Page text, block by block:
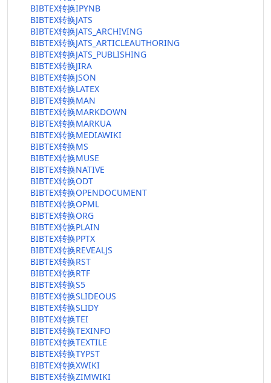
BIBTEX转换IPYNB
BIBTEX转换JATS
BIBTEX转换JATS_ARCHIVING
BIBTEX转换JATS_ARTICLEAUTHORING
BIBTEX转换JATS_PUBLISHING
BIBTEX转换JIRA
BIBTEX转换JSON
BIBTEX转换LATEX
BIBTEX转换MAN
BIBTEX转换MARKDOWN
BIBTEX转换MARKUA
BIBTEX转换MEDIAWIKI
BIBTEX转换MS
BIBTEX转换MUSE
BIBTEX转换NATIVE
BIBTEX转换ODT
BIBTEX转换OPENDOCUMENT
BIBTEX转换OPML
BIBTEX转换ORG
BIBTEX转换PLAIN
BIBTEX转换PPTX
BIBTEX转换REVEALJS
BIBTEX转换RST
BIBTEX转换RTF
BIBTEX转换S5
BIBTEX转换SLIDEOUS
BIBTEX转换SLIDY
BIBTEX转换TEI
BIBTEX转换TEXINFO
BIBTEX转换TEXTILE
BIBTEX转换TYPST
BIBTEX转换XWIKI
BIBTEX转换ZIMWIKI